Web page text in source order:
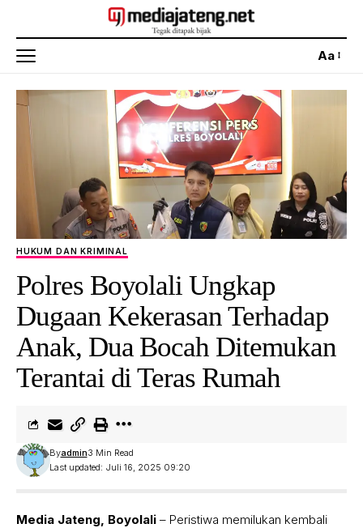
Aa
HUKUM DAN KRIMINAL
Polres Boyolali Ungkap
Dugaan Kekerasan Terhadap
Anak, Dua Bocah Ditemukan
Terantai di Teras Rumah
Last updated: Juli 16, 2025 09:20
Byadmin3 Min Read
Media Jateng, Boyolali – Peristiwa memilukan kembali